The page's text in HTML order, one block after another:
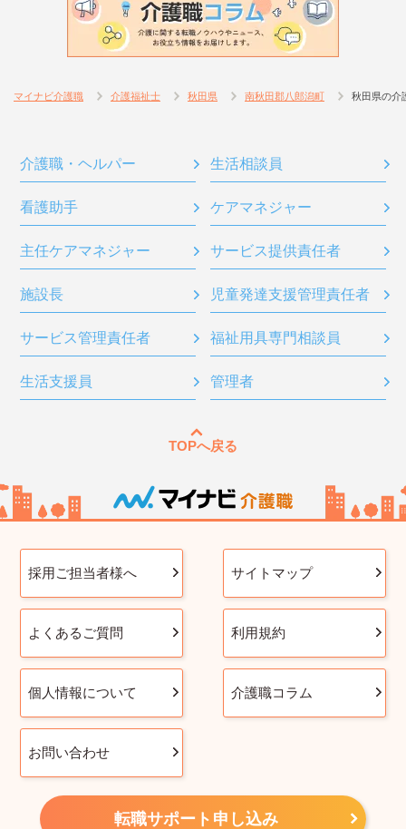
マイナビ介護職 介護福祉士 秋田県 南秋田郡八郎潟町 秋田県の介
介護職・ヘルパー 生活相談員
看護助手 ケアマネジャー
主任ケアマネジャー サービス提供責任者
施設長 児童発達支援管理責任者
サービス管理責任者 福祉用具専門相談員
生活支援員 管理者
TOPへ戻る
採用ご担当者様へ サイトマップ
よくあるご質問 利用規約
個人情報について 介護職コラム
お問い合わせ
転職サポート申し込み